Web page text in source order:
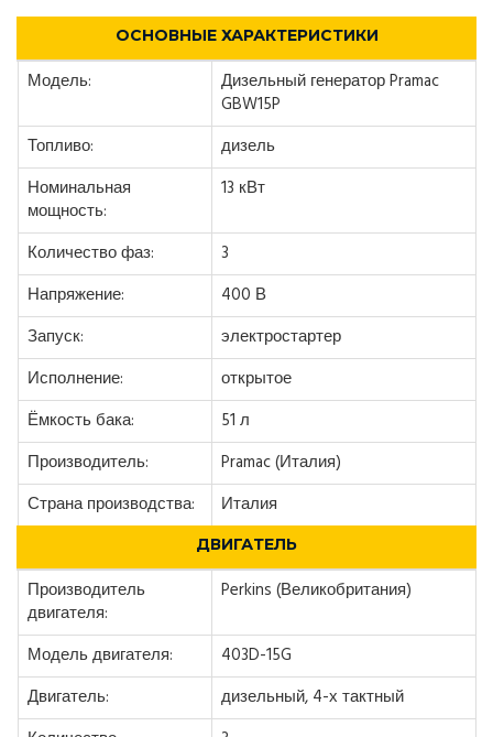
ОСНОВНЫЕ ХАРАКТЕРИСТИКИ
Модель:
Дизельный генератор Pramac
GBW15P
Топливо:
дизель
Номинальная
мощность:
13 кВт
Количество фаз:
3
Напряжение:
400 В
Запуск:
электростартер
Исполнение:
открытое
Ёмкость бака:
51 л
Производитель:
Pramac (Италия)
Страна производства:
Италия
ДВИГАТЕЛЬ
Производитель
двигателя:
Perkins (Великобритания)
Модель двигателя:
403D-15G
Двигатель:
дизельный, 4-х тактный